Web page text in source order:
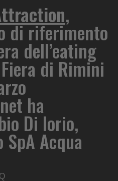
,
di riferimento
dell’eating
di Rimini
ha
Di Iorio,
Acqua